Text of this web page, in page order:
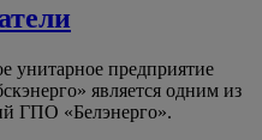
унитарное предприятие
является одним из
ГПО «Белэнерго».